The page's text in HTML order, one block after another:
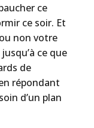
ce
ce soir. Et
non votre
ce que
de
répondant
d’un plan